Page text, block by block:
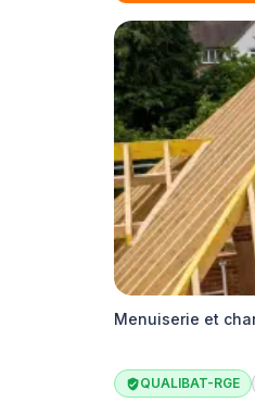
Menuiserie et
QUALIBAT-RGE